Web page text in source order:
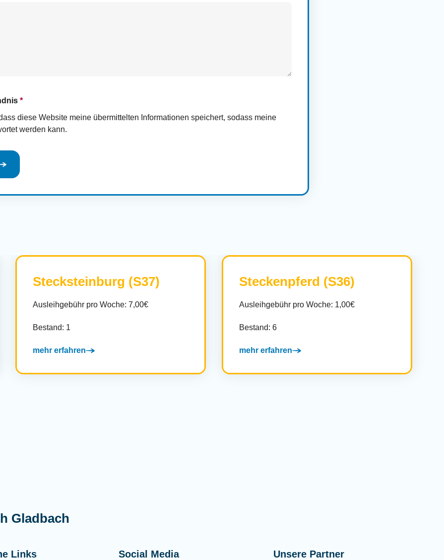
*
diese Website meine übermittelten Informationen speichert, sodass meine
werden kann.
Stecksteinburg (S37)
Ausleihgebühr pro Woche: 7,00€
Bestand: 1
mehr erfahren
Steckenpferd (S36)
Ausleihgebühr pro Woche: 1,00€
Bestand: 6
mehr erfahren
Gladbach
Links Social Media Unsere Partner